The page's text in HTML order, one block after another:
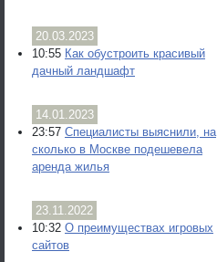
20.03.2023
10:55 Как обустроить красивый
дачный ландшафт
14.01.2023
23:57 Специалисты выяснили, на
сколько в Москве подешевела
аренда жилья
23.11.2022
10:32 О преимуществах игровых
сайтов